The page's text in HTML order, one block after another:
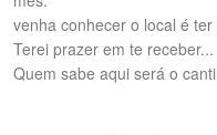
venha conhecer o local é
Terei prazer em te receber...
Quem sabe aqui será o